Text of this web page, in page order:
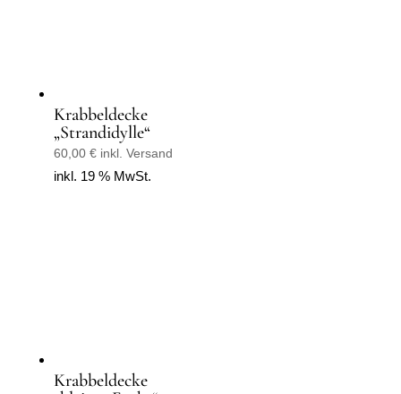
Krabbeldecke
„Strandidylle“
60,00 € inkl. Versand
inkl. 19 % MwSt.
Krabbeldecke